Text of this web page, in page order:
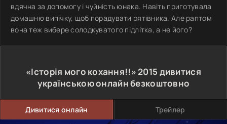
вдячна за допомогу і чуйність юнака. Навіть приготувала
домашню випічку, щоб порадувати рятівника. Але раптом
вона теж вибере солодкуватого підлітка, а не його?
«Історія мого кохання!!»2015 дивитися
українською онлайн безкоштовно
Дивитися онлайн Трейлер